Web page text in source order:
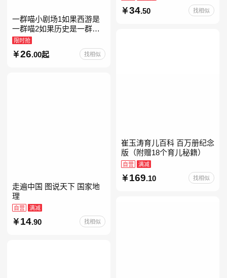
盖茨逢人就推荐的热门大
书！）读客经管文库
34.50 找相似
一群喵小剧场1如果西游是
一群喵2如果历史是一群喵
全套16晚清残晖篇全集全套
16册华夏长卷互动札记西游
喵桌游肥志历史喵系列
限时抢
26.00起 找相似
崔玉涛育儿百科 百万册纪念
版（附赠18个育儿秘籍）
自营 满减
169.10 找相似
走遍中国 图说天下 国家地
理
自营 满减
14.90 找相似